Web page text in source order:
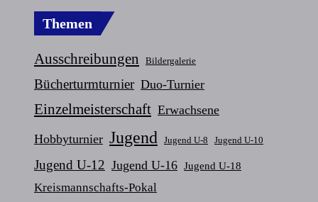
Themen
Ausschreibungen Bildergalerie
Bücherturmturnier Duo-Turnier
Einzelmeisterschaft Erwachsene
Hobbyturnier Jugend Jugend U-8 Jugend U-10
Jugend U-12 Jugend U-16 Jugend U-18
Kreismannschafts-Pokal